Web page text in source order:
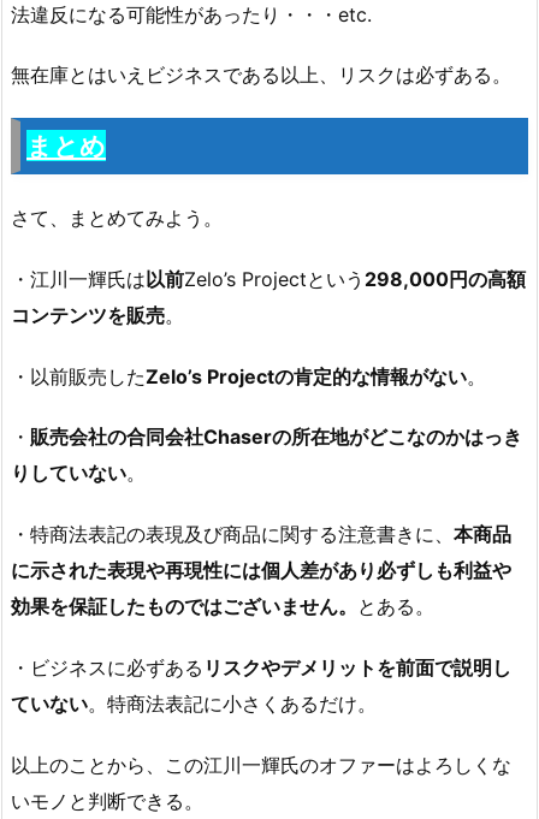
法違反になる可能性があったり・・・etc.
無在庫とはいえビジネスである以上、リスクは必ずある。
まとめ
さて、まとめてみよう。
・江川一輝氏は以前Zelo’s Projectという 298,000円の高額
コンテンツを販売。
・以前販売したZelo’s Projectの肯定的な情報がない。
・ 販売会社の合同会社Chaserの所在地がどこなのかはっき
りしていない。
・特商法表記の表現及び商品に関する注意書きに、 本商品
に示された表現や再現性には個人差があり必ずしも利益や
効果を保証したものではございません。 とある。
・ビジネスに必ずある リスクやデメリットを前面で説明し
ていない。特商法表記に小さくあるだけ。
以上のことから、この江川一輝氏のオファーはよろしくな
いモノと判断できる。